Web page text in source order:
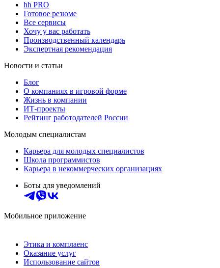
hh PRO
Готовое резюме
Все сервисы
Хочу у вас работать
Производственный календарь
Экспертная рекомендация
Новости и статьи
Блог
О компаниях в игровой форме
Жизнь в компании
ИТ-проекты
Рейтинг работодателей России
Молодым специалистам
Карьера для молодых специалистов
Школа программистов
Карьера в некоммерческих организациях
Боты для уведомлений
Мобильное приложение
Этика и комплаенс
Оказание услуг
Использование сайтов